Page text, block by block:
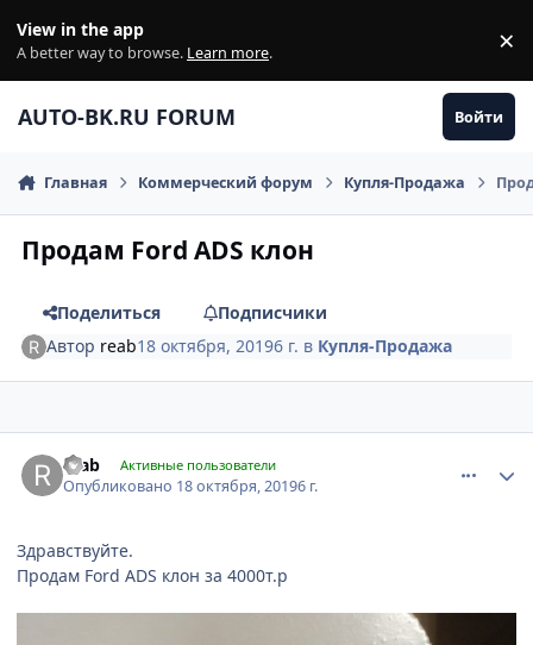
View in the app
A better way to browse. Learn more. ×
AUTO-BK.RU FORUM Войти
Главная Коммерческий форум Купля-Продажа
Продам Ford ADS клон
Поделиться
Подписчики
Автор reab18 октября, 20196 г. в Купля-Продажа
reab Активные пользователи
Опубликовано 18 октября, 20196 г.
Здравствуйте.
Продам Ford ADS клон за 4000т.р